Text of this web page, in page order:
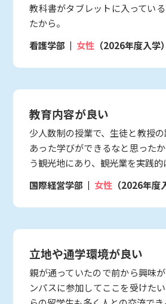
教科書がタブレットに入ってい
たから。
看護学部
女性 （2026年度入学）
教育内容が良い
少人数制の授業で、生徒と教授
あった学びができるなと思った
う観光地にあり、観光業を実践的
国際経営学部
女性 （2026年度
立地や通学環境が良い
親が通っていたので前から興味
ンパスに参加してここを受けた